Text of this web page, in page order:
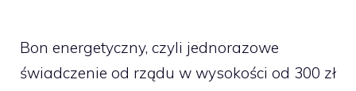
Bon energetyczny, czyli jednorazowe
świadczenie od rządu w wysokości od 300 zł